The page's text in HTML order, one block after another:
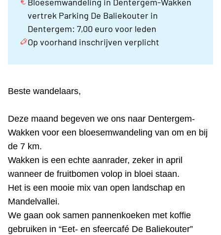
vertrek Parking De Baliekouter in
Dentergem: 7,00 euro voor leden
Op voorhand inschrijven verplicht
Beste wandelaars,
Deze maand begeven we ons naar Dentergem-
Wakken voor een bloesemwandeling van om en bij
de 7 km.
Wakken is een echte aanrader, zeker in april
wanneer de fruitbomen volop in bloei staan.
Het is een mooie mix van open landschap en
Mandelvallei.
We gaan ook samen pannenkoeken met koffie
gebruiken in “Eet- en sfeercafé De Baliekouter”